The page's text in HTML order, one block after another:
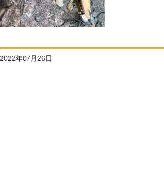
2022年07月26日